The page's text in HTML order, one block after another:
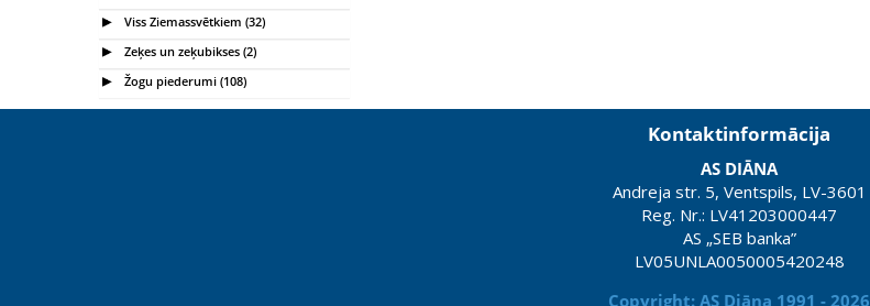
Viss Ziemassvētkiem (32)
Zeķes un zeķubikses (2)
Žogu piederumi (108)
Kontaktinformācija
AS DIĀNA
Andreja str. 5, Ventspils, LV-3601
Reg. Nr.: LV41203000447
AS „SEB banka”
LV05UNLA0050005420248
Copyright: AS Diāna 1991 - 2026